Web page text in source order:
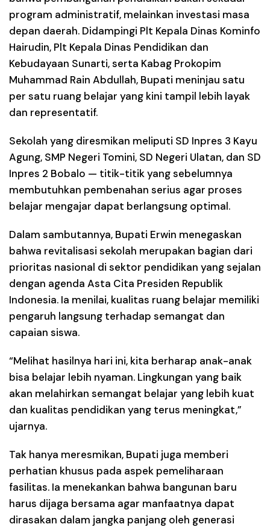
program administratif, melainkan investasi masa
depan daerah. Didampingi Plt Kepala Dinas Kominfo
Hairudin, Plt Kepala Dinas Pendidikan dan
Kebudayaan Sunarti, serta Kabag Prokopim
Muhammad Rain Abdullah, Bupati meninjau satu
per satu ruang belajar yang kini tampil lebih layak
dan representatif.
Sekolah yang diresmikan meliputi SD Inpres 3 Kayu
Agung, SMP Negeri Tomini, SD Negeri Ulatan, dan SD
Inpres 2 Bobalo — titik-titik yang sebelumnya
membutuhkan pembenahan serius agar proses
belajar mengajar dapat berlangsung optimal.
Dalam sambutannya, Bupati Erwin menegaskan
bahwa revitalisasi sekolah merupakan bagian dari
prioritas nasional di sektor pendidikan yang sejalan
dengan agenda Asta Cita Presiden Republik
Indonesia. Ia menilai, kualitas ruang belajar memiliki
pengaruh langsung terhadap semangat dan
capaian siswa.
“Melihat hasilnya hari ini, kita berharap anak-anak
bisa belajar lebih nyaman. Lingkungan yang baik
akan melahirkan semangat belajar yang lebih kuat
dan kualitas pendidikan yang terus meningkat,”
ujarnya.
Tak hanya meresmikan, Bupati juga memberi
perhatian khusus pada aspek pemeliharaan
fasilitas. Ia menekankan bahwa bangunan baru
harus dijaga bersama agar manfaatnya dapat
dirasakan dalam jangka panjang oleh generasi